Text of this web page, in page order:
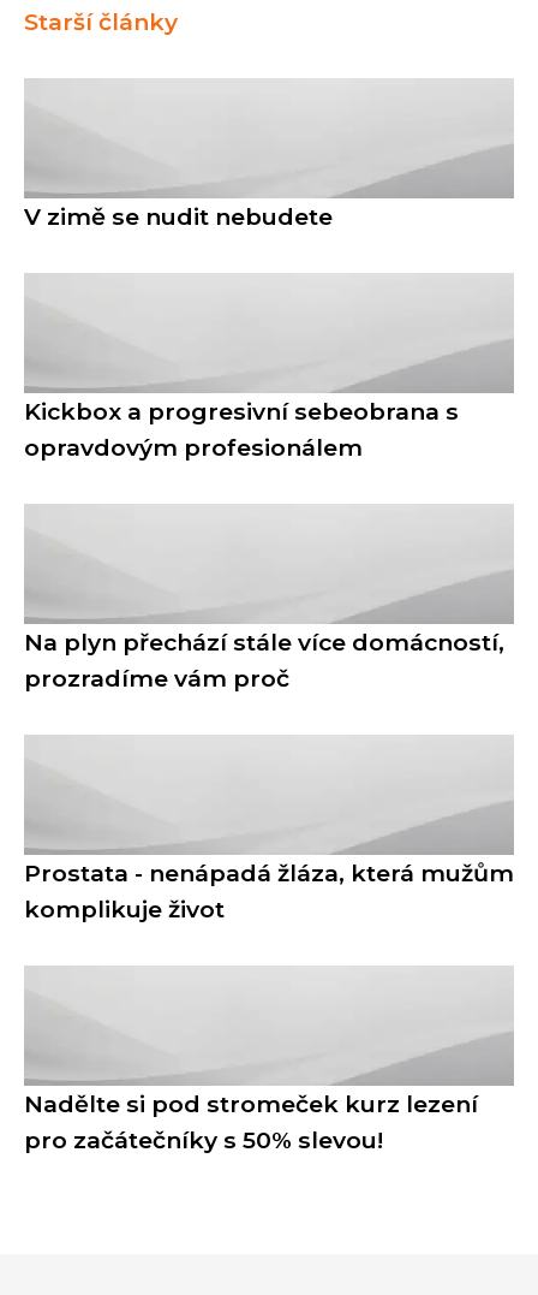
Starší články
V zimě se nudit nebudete
Kickbox a progresivní sebeobrana s
opravdovým profesionálem
Na plyn přechází stále více domácností,
prozradíme vám proč
Prostata - nenápadá žláza, která mužům
komplikuje život
Nadělte si pod stromeček kurz lezení
pro začátečníky s 50% slevou!